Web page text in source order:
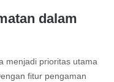
dalam
menjadi prioritas utama
fitur pengaman